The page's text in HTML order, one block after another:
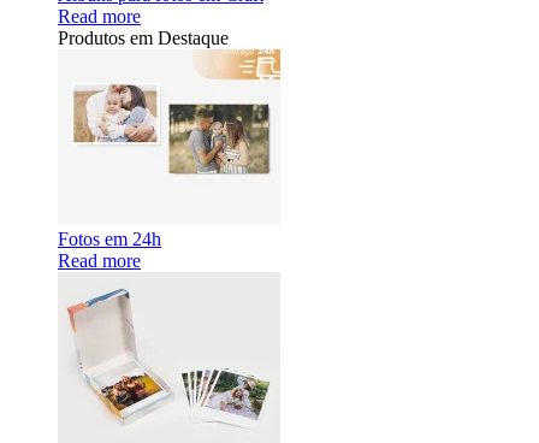
Read more
Produtos em Destaque
Fotos em 24h
Read more